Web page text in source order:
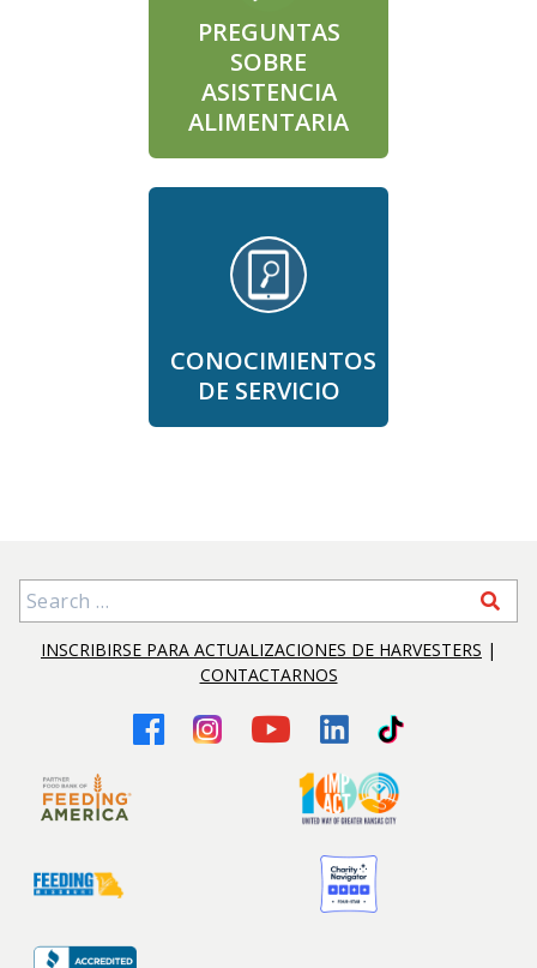
PREGUNTAS
SOBRE
ASISTENCIA
ALIMENTARIA
CONOCIMIENTOS
DE SERVICIO
Search for:
INSCRIBIRSE PARA ACTUALIZACIONES DE HARVESTERS |
CONTACTARNOS